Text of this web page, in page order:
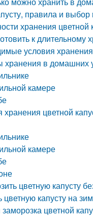
правила и выбор
хранения цветной
к длительному
условия хранения
хранения в домашних
камере
хранения цветной
камере
цветную капусту
цветную капусту на
цветной